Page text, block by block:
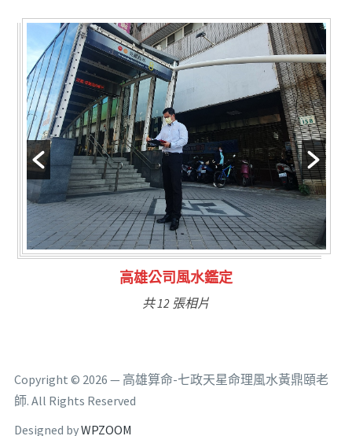
Copyright © 2026 — 高雄算命-七政天星命理風水黃鼎頤老
師. All Rights Reserved
Designed byWPZOOM